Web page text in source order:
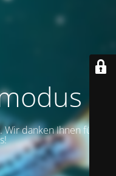
danken Ihnen für Ihr